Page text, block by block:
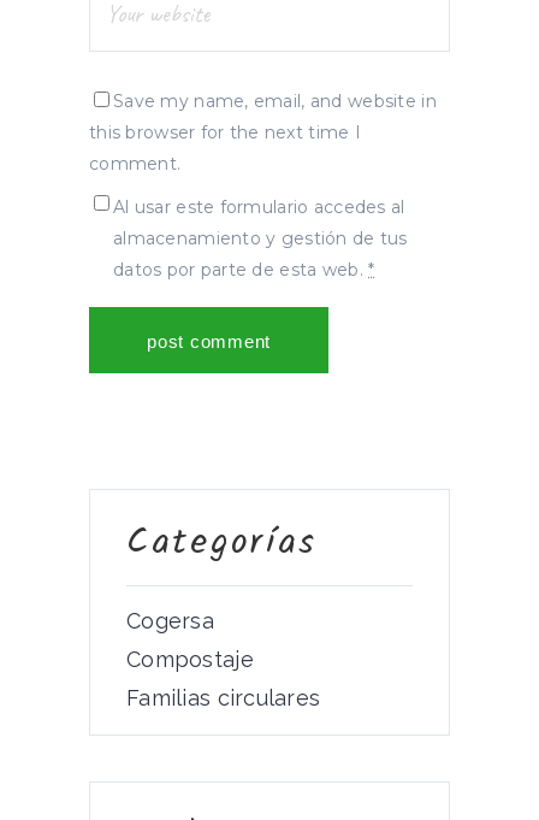
Save my name, email, and website in
this browser for the next time I
comment.
Al usar este formulario accedes al
almacenamiento y gestión de tus
datos por parte de esta web.*
Categorías
Cogersa
Compostaje
Familias circulares